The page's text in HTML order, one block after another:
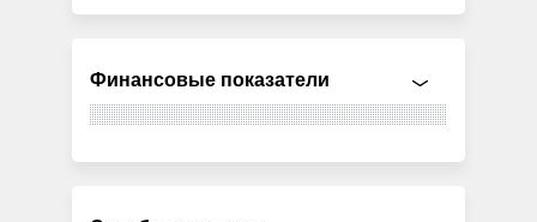
Финансовые показатели